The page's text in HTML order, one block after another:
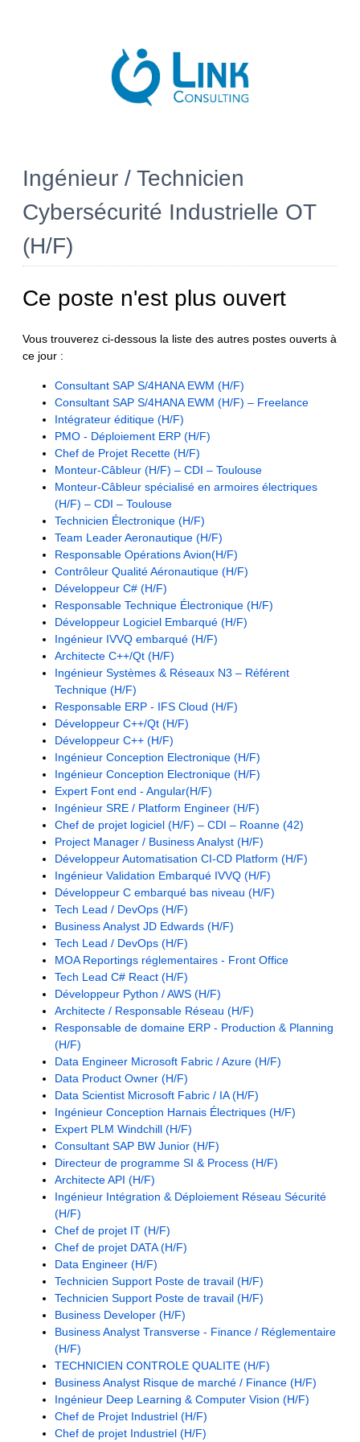
Ingénieur / Technicien
Cybersécurité Industrielle OT
(H/F)
Ce poste n'est plus ouvert
Vous trouverez ci-dessous la liste des autres postes ouverts à
ce jour :
Consultant SAP S/4HANA EWM (H/F)
Consultant SAP S/4HANA EWM (H/F) – Freelance
Intégrateur éditique (H/F)
PMO - Déploiement ERP (H/F)
Chef de Projet Recette (H/F)
Monteur-Câbleur (H/F) – CDI – Toulouse
Monteur-Câbleur spécialisé en armoires électriques
(H/F) – CDI – Toulouse
Technicien Électronique (H/F)
Team Leader Aeronautique (H/F)
Responsable Opérations Avion(H/F)
Contrôleur Qualité Aéronautique (H/F)
Développeur C# (H/F)
Responsable Technique Électronique (H/F)
Développeur Logiciel Embarqué (H/F)
Ingénieur IVVQ embarqué (H/F)
Architecte C++/Qt (H/F)
Ingénieur Systèmes & Réseaux N3 – Référent
Technique (H/F)
Responsable ERP - IFS Cloud (H/F)
Développeur C++/Qt (H/F)
Développeur C++ (H/F)
Ingénieur Conception Electronique (H/F)
Ingénieur Conception Electronique (H/F)
Expert Font end - Angular(H/F)
Ingénieur SRE / Platform Engineer (H/F)
Chef de projet logiciel (H/F) – CDI – Roanne (42)
Project Manager / Business Analyst (H/F)
Développeur Automatisation CI-CD Platform (H/F)
Ingénieur Validation Embarqué IVVQ (H/F)
Développeur C embarqué bas niveau (H/F)
Tech Lead / DevOps (H/F)
Business Analyst JD Edwards (H/F)
Tech Lead / DevOps (H/F)
MOA Reportings réglementaires - Front Office
Tech Lead C# React (H/F)
Développeur Python / AWS (H/F)
Architecte / Responsable Réseau (H/F)
Responsable de domaine ERP - Production & Planning
(H/F)
Data Engineer Microsoft Fabric / Azure (H/F)
Data Product Owner (H/F)
Data Scientist Microsoft Fabric / IA (H/F)
Ingénieur Conception Harnais Électriques (H/F)
Expert PLM Windchill (H/F)
Consultant SAP BW Junior (H/F)
Directeur de programme SI & Process (H/F)
Architecte API (H/F)
Ingénieur Intégration & Déploiement Réseau Sécurité
(H/F)
Chef de projet IT (H/F)
Chef de projet DATA (H/F)
Data Engineer (H/F)
Technicien Support Poste de travail (H/F)
Technicien Support Poste de travail (H/F)
Business Developer (H/F)
Business Analyst Transverse - Finance / Réglementaire
(H/F)
TECHNICIEN CONTROLE QUALITE (H/F)
Business Analyst Risque de marché / Finance (H/F)
Ingénieur Deep Learning & Computer Vision (H/F)
Chef de Projet Industriel (H/F)
Chef de projet Industriel (H/F)